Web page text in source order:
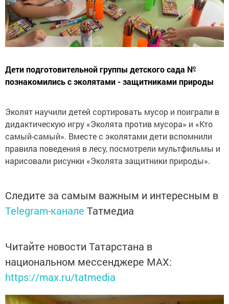
Дети подготовительной группы детского сада №
познакомились с эколятами - защитниками природы
Эколят научили детей сортировать мусор и поиграли в
дидактическую игру «Эколята против мусора» и «Кто
самый-самый». Вместе с эколятами дети вспомнили
правила поведения в лесу, посмотрели мультфильмы и
нарисовали рисунки «Эколята защитники природы».
Следите за самым важным и интересным в
Telegram-канале Татмедиа
Читайте новости Татарстана в
национальном мессенджере MАХ:
https://max.ru/tatmedia